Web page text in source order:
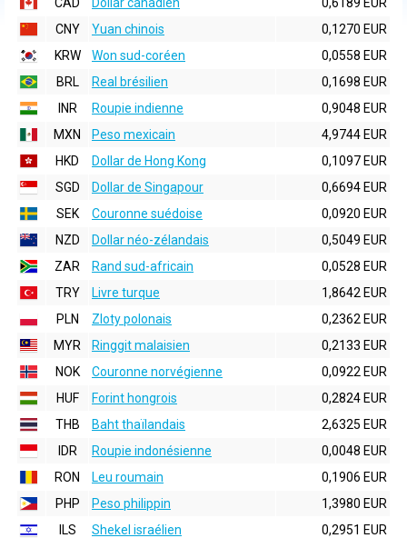
CNY
Yuan chinois
0,1270 EUR
KRW
Won sud-coréen
0,0558 EUR
BRL
Real brésilien
0,1698 EUR
INR
Roupie indienne
0,9048 EUR
MXN
Peso mexicain
4,9744 EUR
HKD
Dollar de Hong Kong
0,1097 EUR
SGD
Dollar de Singapour
0,6694 EUR
SEK
Couronne suédoise
0,0920 EUR
NZD
Dollar néo-zélandais
0,5049 EUR
ZAR
Rand sud-africain
0,0528 EUR
TRY
Livre turque
1,8642 EUR
PLN
Zloty polonais
0,2362 EUR
MYR
Ringgit malaisien
0,2133 EUR
NOK
Couronne norvégienne
0,0922 EUR
HUF
Forint hongrois
0,2824 EUR
THB
Baht thaïlandais
2,6325 EUR
IDR
Roupie indonésienne
0,0048 EUR
RON
Leu roumain
0,1906 EUR
PHP
Peso philippin
1,3980 EUR
ILS
Shekel israélien
0,2951 EUR